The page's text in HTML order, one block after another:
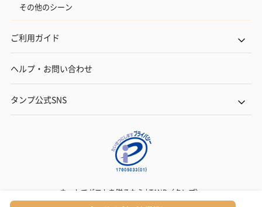
その他のシーン
ご利用ガイド
ヘルプ・お問い合わせ
タンプ公式SNS
ネットでギフトを贈るなら | TANP（タンプ）